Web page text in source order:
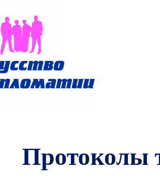
Протоколы